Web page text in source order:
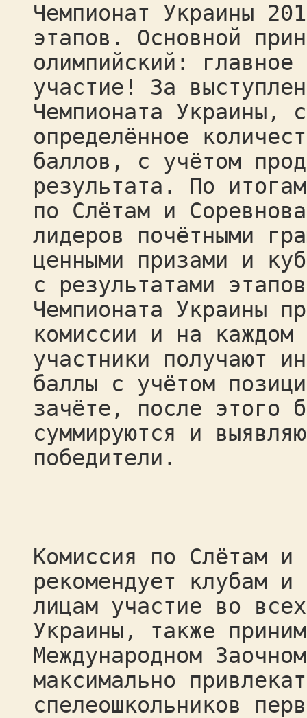
Чемпионат Украины
этапов. Основной
олимпийский:
участие! За
Чемпионата Украины,
определённое
баллов, с учётом
результата. По
по Слётам и
лидеров почётными
ценными призами и
с результатами этапов
Чемпионата Украины
комиссии и на каждом
участники получают
баллы с учётом
зачёте, после этого
суммируются и
победители.
Комиссия по Слётам и
рекомендует клубам и
лицам участие во
Украины, также
Международном
максимально
спелеошкольников